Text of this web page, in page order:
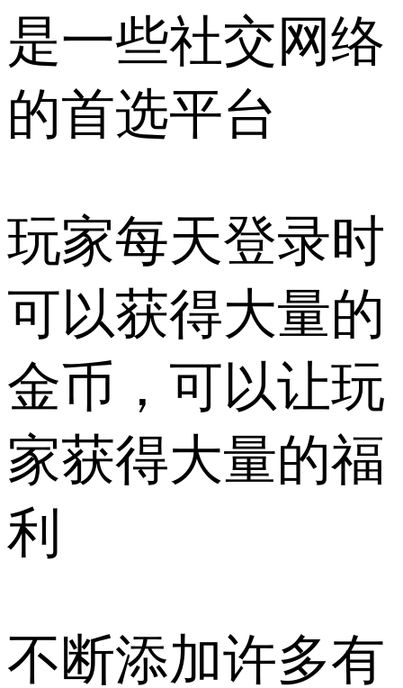
是一些社交网络
的首选平台
玩家每天登录时
可以获得大量的
金币，可以让玩
家获得大量的福
利
不断添加许多有